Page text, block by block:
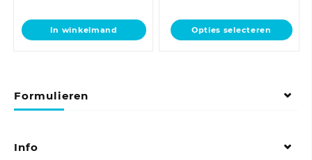
In winkelmand
tot
€381,75
Opties selecteren
Dit
product
Formulieren
Info